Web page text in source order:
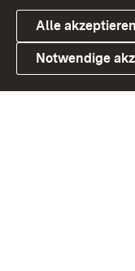
Link zum
Alle akzeptieren
Notwendige